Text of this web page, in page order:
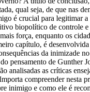
qual seja, de que nas
é crucial para legitimar
biopolítico de controle
força, enquanto os
capítulo, é desenvolvida
da inimizade
pensamento de Gunther
analisadas as críticas
compreender nesta
inimigo e como ele é